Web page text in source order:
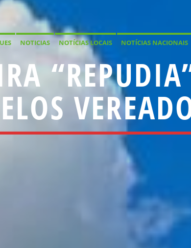
NOTICIAS NOTÍCIAS LOCAIS NOTÍCIAS NACIONAIS